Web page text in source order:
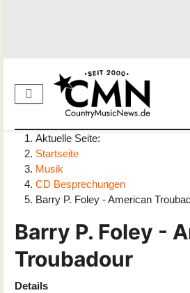
Aktuelle Seite:
Startseite
Musik
CD Besprechungen
Barry P. Foley - American
Barry P. Foley -
Troubadour
Details